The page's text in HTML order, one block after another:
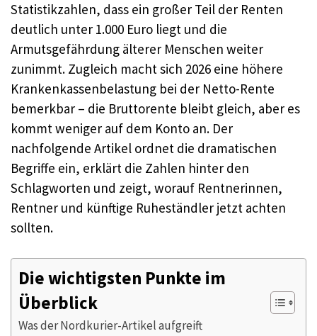
Statistikzahlen, dass ein großer Teil der Renten
deutlich unter 1.000 Euro liegt und die
Armutsgefährdung älterer Menschen weiter
zunimmt. Zugleich macht sich 2026 eine höhere
Krankenkassenbelastung bei der Netto-Rente
bemerkbar – die Bruttorente bleibt gleich, aber es
kommt weniger auf dem Konto an. Der
nachfolgende Artikel ordnet die dramatischen
Begriffe ein, erklärt die Zahlen hinter den
Schlagworten und zeigt, worauf Rentnerinnen,
Rentner und künftige Ruheständler jetzt achten
sollten.
Die wichtigsten Punkte im
Überblick
Was der Nordkurier-Artikel aufgreift